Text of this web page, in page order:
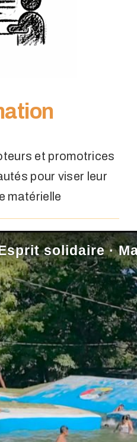
et promotrices
pour viser leur
matérielle